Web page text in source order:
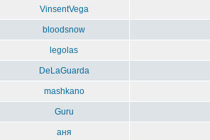
VinsentVega
bloodsnow
legolas
DeLaGuarda
mashkano
Guru
аня